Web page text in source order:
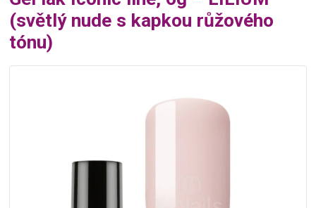
(světlý nude s kapkou růžového
tónu)